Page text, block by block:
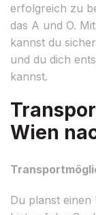
erfolgreich zu
das A und O.
kannst du
und du dich
kannst.
Wien
Du planst